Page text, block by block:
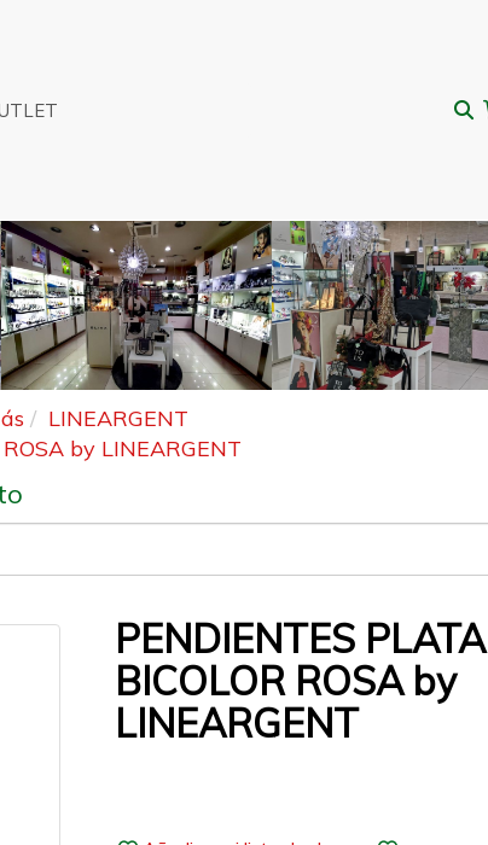
LINEARGENT
by LINEARGENT
PENDIENTES PLATA
BICOLOR ROSA by
LINEARGENT